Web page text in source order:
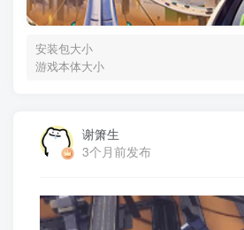
安装包大小
游戏本体大小
谢箫生
3个月前发布